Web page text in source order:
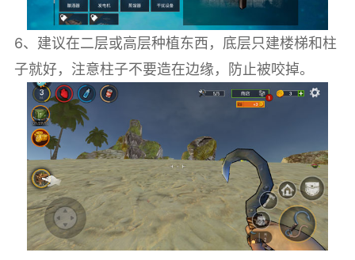
6、建议在二层或高层种植东西，底层只建楼梯和柱
子就好，注意柱子不要造在边缘，防止被咬掉。